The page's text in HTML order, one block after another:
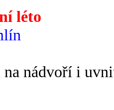
léto
nádvoří i